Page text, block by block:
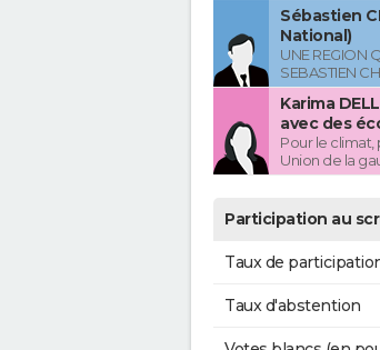
Sébastien
National)
UNE REGION
SEBASTIEN
Karima
avec des
Pour le climat,
Union de la
Participation au
Taux de
Taux d'abstention